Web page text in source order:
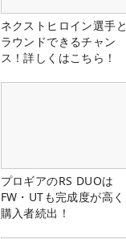
ネクストヒロイン選手と
ラウンドできるチャン
ス！詳しくはこちら！
プロギアのRS DUOは
FW・UTも完成度が高く
購入者続出！